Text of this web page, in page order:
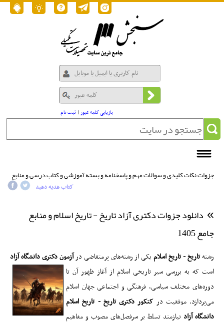
بازیابی کلمه عبور |ثبت نام
جزوات نکات کلیدی و سوالات مهم و پاسخنامه و بسته آموزشی و کتاب درسی و منابع
/ دانلود جزوات دکتری آزاد تاریخ - تاریخ اسلام و منابع جامع 1405
کتاب هدیه دهید
دانلود جزوات دکتری آزاد تاریخ - تاریخ اسلام و منابع
جامع 1405
رشتهتاریخ - تاریخ اسلامیکی از رشته‌های پرمتقاضی درآزمون دکتری دانشگاه آزاد
است که به بررسی سیر تاریخی اسلام از آغاز ظهور آن تا
دوره‌های مختلف سیاسی، فرهنگی و اجتماعی جهان اسلام
می‌پردازد. موفقیت درکنکور دکتری تاریخ - تاریخ اسلام
دانشگاه آزاد نیازمند تسلط بر سرفصل‌های مصوب و مفاهیم